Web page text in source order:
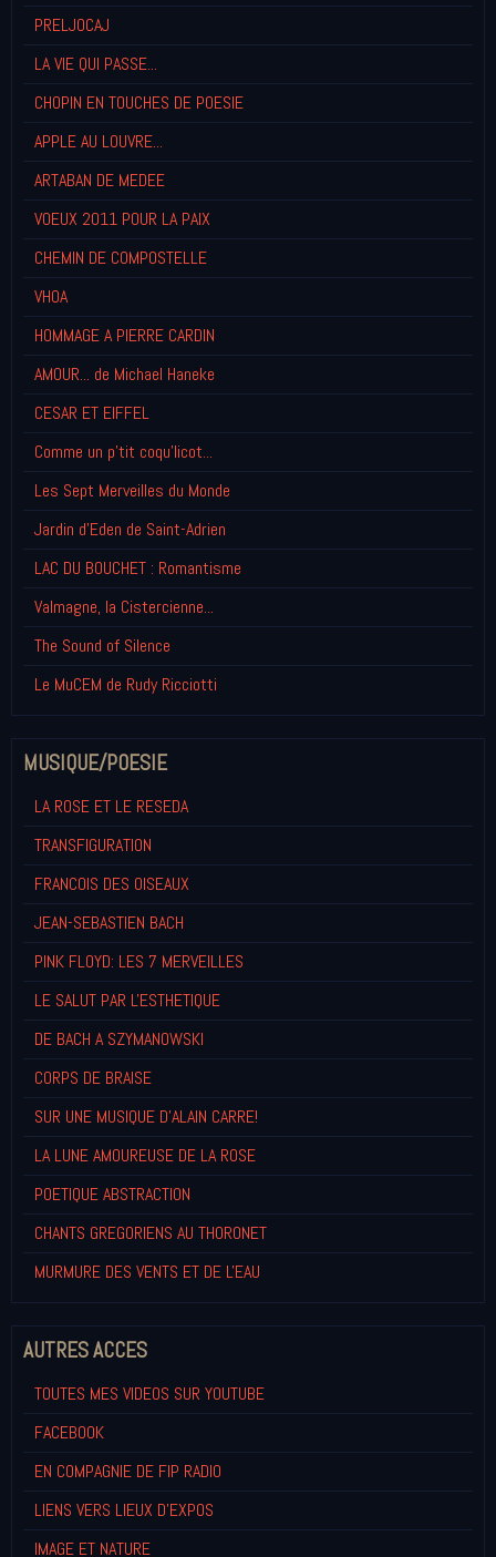
PRELJOCAJ
LA VIE QUI PASSE...
CHOPIN EN TOUCHES DE POESIE
APPLE AU LOUVRE...
ARTABAN DE MEDEE
VOEUX 2011 POUR LA PAIX
CHEMIN DE COMPOSTELLE
VHOA
HOMMAGE A PIERRE CARDIN
AMOUR... de Michael Haneke
CESAR ET EIFFEL
Comme un p'tit coqu'licot...
Les Sept Merveilles du Monde
Jardin d'Eden de Saint-Adrien
LAC DU BOUCHET : Romantisme
Valmagne, la Cistercienne...
The Sound of Silence
Le MuCEM de Rudy Ricciotti
MUSIQUE/POESIE
LA ROSE ET LE RESEDA
TRANSFIGURATION
FRANCOIS DES OISEAUX
JEAN-SEBASTIEN BACH
PINK FLOYD: LES 7 MERVEILLES
LE SALUT PAR L'ESTHETIQUE
DE BACH A SZYMANOWSKI
CORPS DE BRAISE
SUR UNE MUSIQUE D'ALAIN CARRE!
LA LUNE AMOUREUSE DE LA ROSE
POETIQUE ABSTRACTION
CHANTS GREGORIENS AU THORONET
MURMURE DES VENTS ET DE L'EAU
AUTRES ACCES
TOUTES MES VIDEOS SUR YOUTUBE
FACEBOOK
EN COMPAGNIE DE FIP RADIO
LIENS VERS LIEUX D'EXPOS
IMAGE ET NATURE